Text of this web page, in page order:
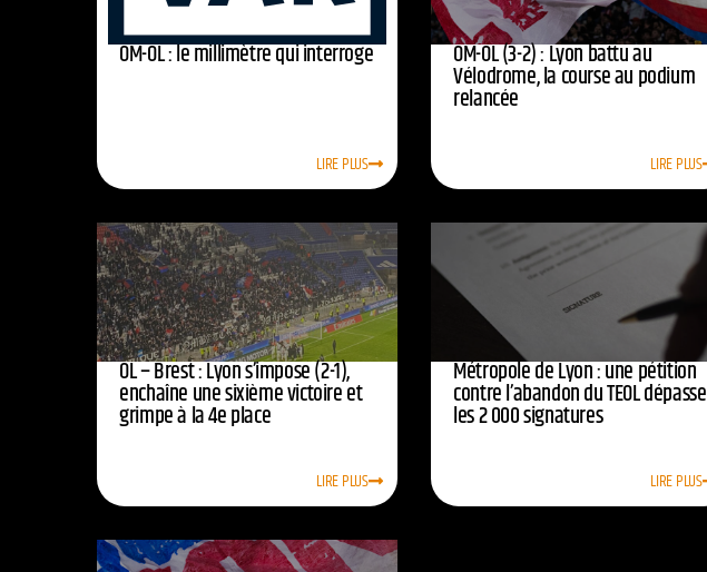
OM-OL : le millimètre qui interroge
LIRE PLUS
OM-OL (3-2) : Lyon battu au
Vélodrome, la course au podium
relancée
LIRE PLUS
OL – Brest : Lyon s’impose (2-1),
enchaîne une sixième victoire et
grimpe à la 4e place
LIRE PLUS
Métropole de Lyon : une pétition
contre l’abandon du TEOL dépasse
les 2 000 signatures
LIRE PLUS